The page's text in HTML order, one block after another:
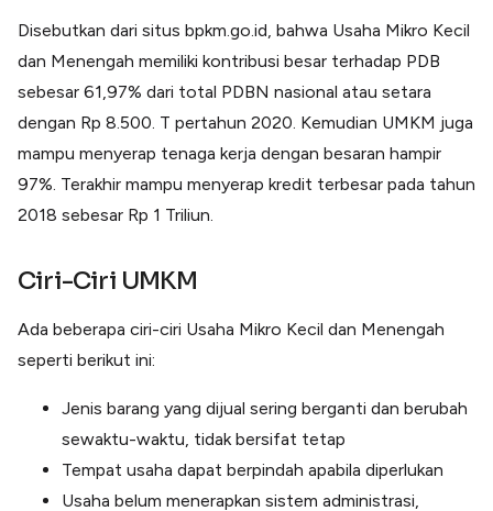
Disebutkan dari situs bpkm.go.id, bahwa Usaha Mikro Kecil
dan Menengah memiliki kontribusi besar terhadap PDB
sebesar 61,97% dari total PDBN nasional atau setara
dengan Rp 8.500. T pertahun 2020. Kemudian UMKM juga
mampu menyerap tenaga kerja dengan besaran hampir
97%. Terakhir mampu menyerap kredit terbesar pada tahun
2018 sebesar Rp 1 Triliun.
Ciri-Ciri UMKM
Ada beberapa ciri-ciri Usaha Mikro Kecil dan Menengah
seperti berikut ini:
Jenis barang yang dijual sering berganti dan berubah
sewaktu-waktu, tidak bersifat tetap
Tempat usaha dapat berpindah apabila diperlukan
Usaha belum menerapkan sistem administrasi,